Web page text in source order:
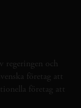
regeringen och
företag att
företag att